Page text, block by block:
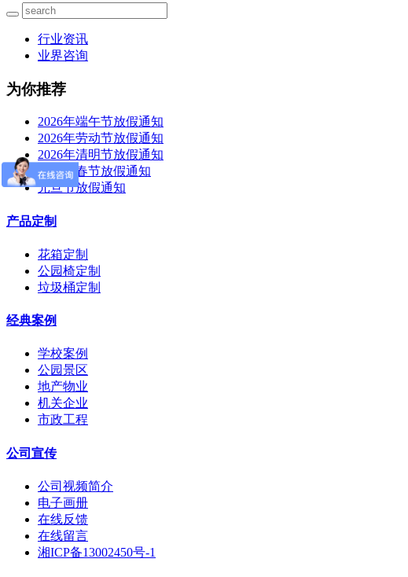
行业资讯
业界咨询
为你推荐
2026年端午节放假通知
2026年劳动节放假通知
2026年清明节放假通知
2026年春节放假通知
元旦节放假通知
产品定制
花箱定制
公园椅定制
垃圾桶定制
经典案例
学校案例
公园景区
地产物业
机关企业
市政工程
公司宣传
公司视频简介
电子画册
在线反馈
在线留言
湘ICP备13002450号-1